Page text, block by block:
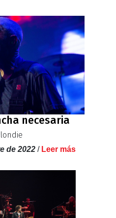
necesaria
de 2022 / Leer más